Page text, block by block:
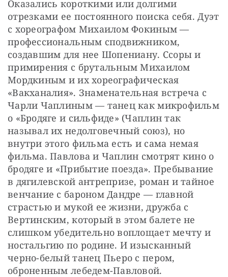
Оказались короткими или долгими
отрезками ее постоянного поиска себя. Дуэт
с хореографом Михаилом Фокиным —
профессиональным сподвижником,
создавшим для нее Шопениану. Ссоры и
примирения с брутальным Михаилом
Мордкиным и их хореографическая
«Вакханалия». Знаменательная встреча с
Чарли Чаплиным — танец как микрофильм
о «Бродяге и сильфиде» (Чаплин так
называл их недолговечный союз), но
внутри этого фильма есть и сама немая
фильма. Павлова и Чаплин смотрят кино о
бродяге и «Прибытие поезда». Пребывание
в дягилевской антрепризе, роман и тайное
венчание с бароном Дандре — главной
страстью и мукой ее жизни, дружба с
Вертинским, который в этом балете не
слишком убедительно воплощает мечту и
ностальгию по родине. И изысканный
черно-белый танец Пьеро с пером,
оброненным лебедем-Павловой.